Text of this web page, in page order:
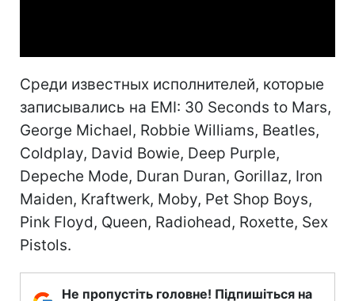
Среди известных исполнителей, которые
записывались на EMI: 30 Seconds to Mars,
George Michael, Robbie Williams, Beatles,
Coldplay, David Bowie, Deep Purple,
Depeche Mode, Duran Duran, Gorillaz, Iron
Maiden, Kraftwerk, Moby, Pet Shop Boys,
Pink Floyd, Queen, Radiohead, Roxette, Sex
Pistols.
Не пропустіть головне! Підпишіться на